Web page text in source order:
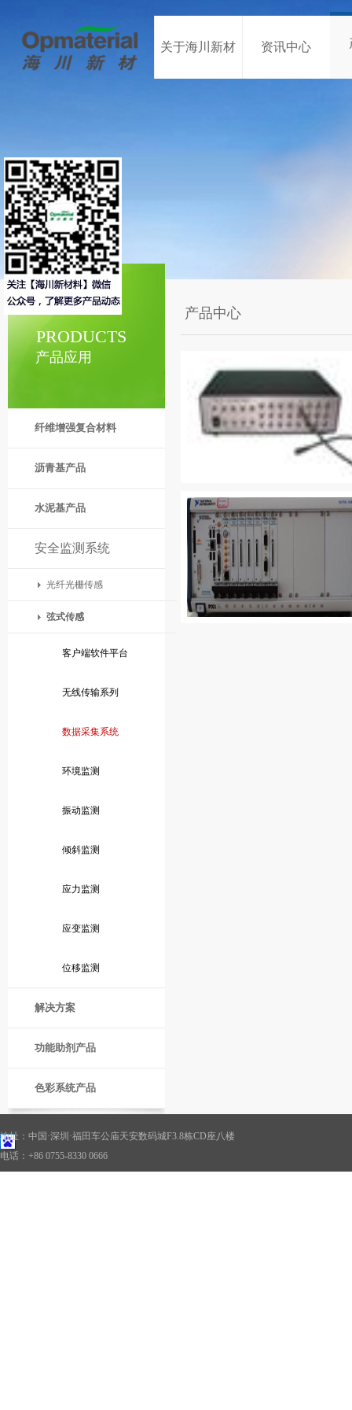
关于海川新材 资讯中心
产品应用
PRODUCTS
纤维增强复合材料
沥青基产品
水泥基产品
安全监测系统
光纤光栅传感
弦式传感
客户端软件平台
无线传输系列
数据采集系统
环境监测
振动监测
倾斜监测
应力监测
应变监测
位移监测
解决方案
功能助剂产品
色彩系统产品
产品中心
地址：中国·深圳·福田车公庙天安数码城F3.8栋CD座八楼
电话：+86 0755-8330 0666